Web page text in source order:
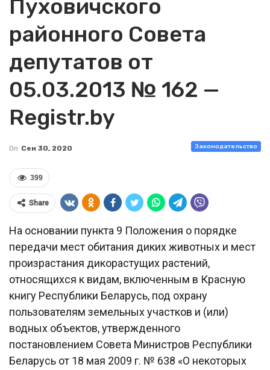
Пуховичского
районного Совета
депутатов от
05.03.2013 № 162 —
Registr.by
Законодательство
On Сен 30, 2020
399
Share
На основании пункта 9 Положения о порядке
передачи мест обитания диких животных и мест
произрастания дикорастущих растений,
относящихся к видам, включенным в Красную
книгу Республики Беларусь, под охрану
пользователям земельных участков и (или)
водных объектов, утвержденного
постановлением Совета Министров Республики
Беларусь от 18 мая 2009 г. № 638 «О некоторых